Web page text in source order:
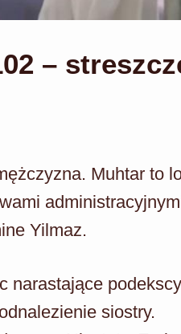
–
Muhtar to
Yilmaz.
narastające
siostry.